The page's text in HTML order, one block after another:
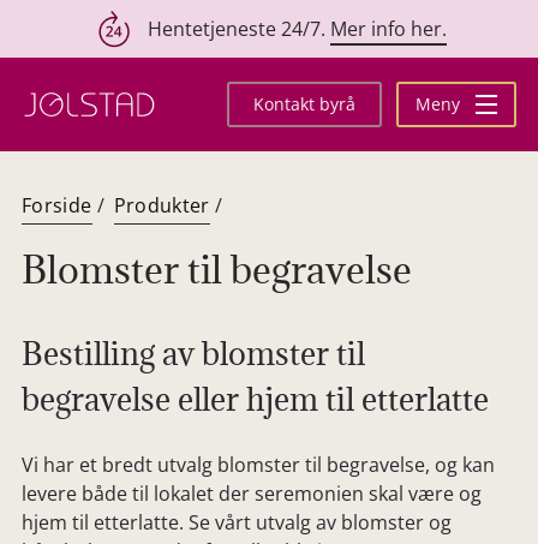
innhold
Hentetjeneste 24/7. Mer info her.
Kontakt byrå Meny
Forside / Produkter /
Blomster til begravelse
Bestilling av blomster til
begravelse eller hjem til etterlatte
Vi har et bredt utvalg blomster til begravelse, og kan
levere både til lokalet der seremonien skal være og
hjem til etterlatte. Se vårt utvalg av blomster og